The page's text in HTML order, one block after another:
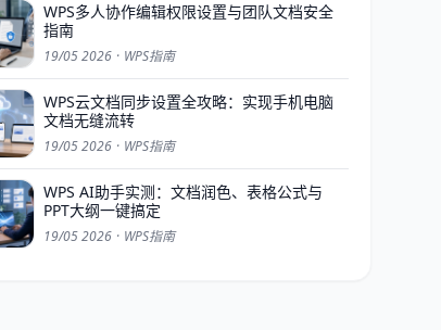
WPS多人协作编辑权限设置与团队文档安全
指南
19/05 2026 · WPS指南
WPS云文档同步设置全攻略：实现手机电脑
文档无缝流转
19/05 2026 · WPS指南
WPS AI助手实测：文档润色、表格公式与
PPT大纲一键搞定
19/05 2026 · WPS指南